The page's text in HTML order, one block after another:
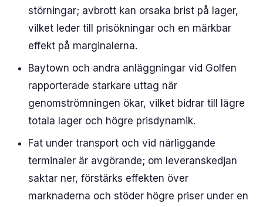
störningar; avbrott kan orsaka brist på lager,
vilket leder till prisökningar och en märkbar
effekt på marginalerna.
Baytown och andra anläggningar vid Golfen
rapporterade starkare uttag när
genomströmningen ökar, vilket bidrar till lägre
totala lager och högre prisdynamik.
Fat under transport och vid närliggande
terminaler är avgörande; om leveranskedjan
saktar ner, förstärks effekten över
marknaderna och stöder högre priser under en